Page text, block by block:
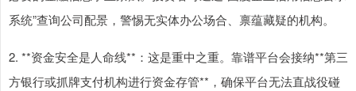
系统”查询公司配景，警惕无实体办公场合、禀蕴藏疑的机构。
2. **资金安全是人命线**：这是重中之重。靠谱平台会接纳**第三
方银行或抓牌支付机构进行资金存管**，确保平台无法直战役碰